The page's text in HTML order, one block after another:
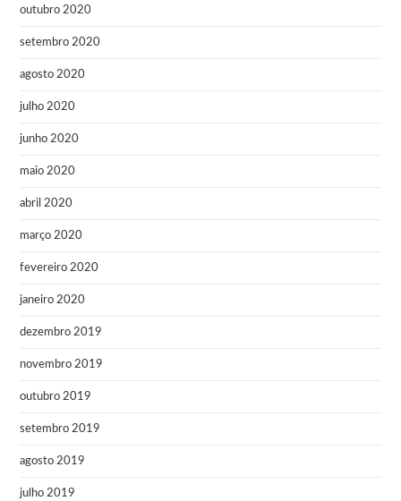
outubro 2020
setembro 2020
agosto 2020
julho 2020
junho 2020
maio 2020
abril 2020
março 2020
fevereiro 2020
janeiro 2020
dezembro 2019
novembro 2019
outubro 2019
setembro 2019
agosto 2019
julho 2019